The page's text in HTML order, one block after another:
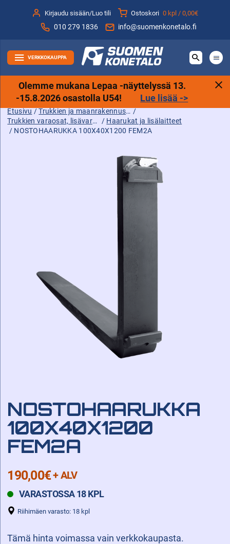
sisältöön
Kirjaudu sisään/Luo tili Ostoskori 0 kpl /0,00€
010 279 1836 info@suomenkonetalo.fi
VERKKOKAUPPA
Olemme mukana Lepaa -näyttelyssä 13.
-15.8.2026 osastolla U54! Lue lisää ->
Etusivu / Trukkien ja maanrakennuskoneiden tarvikkeet sekä varaosat ja lisävarusteet /
Trukkien varaosat, lisävarusteet ja tarvikkeet / Haarukat ja lisälaitteet
/ NOSTOHAARUKKA 100X40X1200 FEM2A
NOSTOHAARUKKA
100X40X1200
FEM2A
190,00€+ ALV
VARASTOSSA 18 KPL
Riihimäen varasto: 18 kpl
Tämä hinta voimassa vain verkkokaupasta.